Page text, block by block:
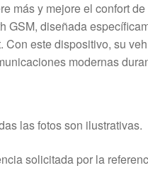
más y mejore el confort
GSM, diseñada
Con este dispositivo, su
modernas
las fotos son ilustrativas.
solicitada por la